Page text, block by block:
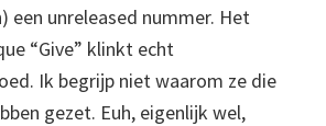
een unreleased nummer. Het
“Give” klinkt echt
Ik begrijp niet waarom ze die
gezet. Euh, eigenlijk wel,